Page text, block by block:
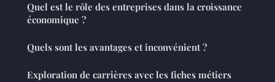
Quel est le rôle des entreprises dans la croissance
économique ?
Quels sont les avantages et inconvénient ?
Exploration de carrières avec les fiches métiers